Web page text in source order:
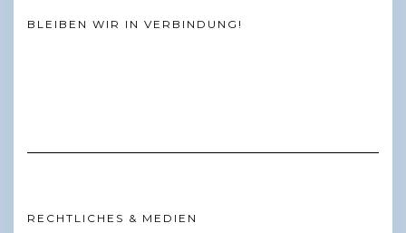
BLEIBEN WIR IN VERBINDUNG!
RECHTLICHES & MEDIEN